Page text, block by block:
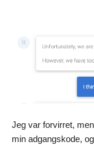
Jeg var forvirret,
min adgangskode,